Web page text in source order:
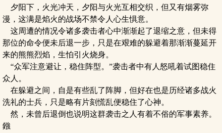
夕阳下，火光冲天，夕阳与火光互相交织，但又有烟雾弥
漫，这满是焰火的战场不禁令人心生惧意。
这周遭的情况令诸多袭击者心中渐渐起了退缩之意，但未得
那位的命令便未后退一步，只是在艰难的躲避着那渐渐蔓延开
来的熊熊烈焰，生怕引火烧身。
“众军注意避让，稳住阵型。”袭击者中有人怒吼着试图稳住
众人。
在躲避之间，自是有些乱了阵脚，但好在也是历经诸多战火
洗礼的士兵，只是略有片刻慌乱便稳住了心神。
然，未曾后退倒也说明这群袭击之人有着不俗的军事素养。
鏹